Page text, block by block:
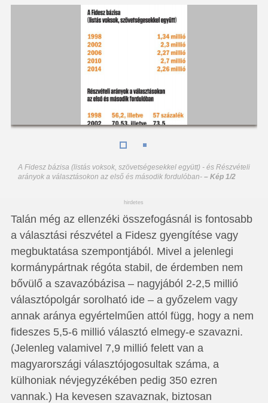
A Fidesz bázisa (listás voksok, szövetségesekkel együtt) - és Részvételi
arányok a választásokon az első és második fordulóban-– Kép 1/2
hirdetes
Talán még az ellenzéki összefogásnál is fontosabb
a választási részvétel a Fidesz gyengítése vagy
megbuktatása szempontjából. Mivel a jelenlegi
kormánypártnak régóta stabil, de érdemben nem
bővülő a szavazóbázisa – nagyjából 2-2,5 millió
választópolgár sorolható ide – a győzelem vagy
annak aránya egyértelműen attól függ, hogy a nem
fideszes 5,5-6 millió választó elmegy-e szavazni.
(Jelenleg valamivel 7,9 millió felett van a
magyarországi választójogosultak száma, a
külhoniak névjegyzékében pedig 350 ezren
vannak.) Ha kevesen szavaznak, biztosan